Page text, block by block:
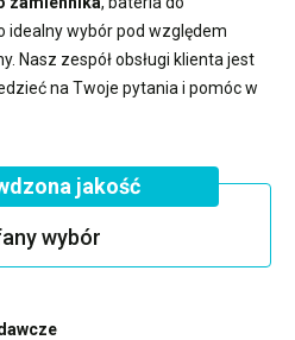
idealny wybór pod względem
Nasz zespół obsługi klienta jest
na Twoje pytania i pomóc w
jakość
wybór